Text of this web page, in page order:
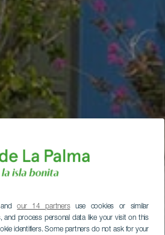
andour 14 partnersuse cookies or similar
and process personal data like your visit on this
identifiers. Some partners do not ask for your